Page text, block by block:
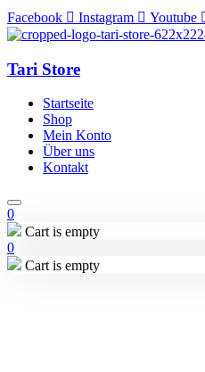
Facebook Instagram Youtube
Tari Store
Startseite
Shop
Mein Konto
Über uns
Kontakt
0
Cart is empty
0
Cart is empty